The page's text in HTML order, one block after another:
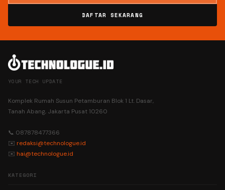
DAFTAR SEKARANG
YOUR TECH UPDATE
Komplek Rumah Susun Petamburan Blok 1 Lt. Dasar,
Tanah Abang, Jakarta Pusat 10260
📞 087878477366
✉️ redaksi@technologue.id
✉️ hai@technologue.id
KATEGORI